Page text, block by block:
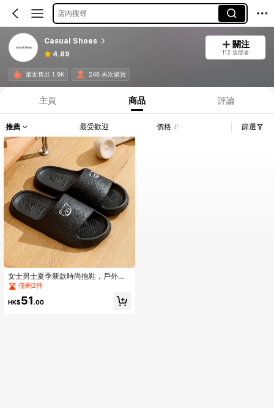
店內搜尋
Casual Shoes
4.89
關注
112 追蹤者
最近售出 1.9K 246 再次購買
主頁 商品 評論
推薦 最受歡迎 價格 篩選
女士男士夏季新款時尚拖鞋，戶外沙
灘EVA軟底拖鞋，休閒舒適男女室內
浴室防滑鞋
僅剩2件
HK$51.00